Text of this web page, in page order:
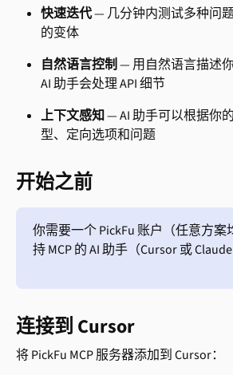
快速迭代 — 几分钟内测试多种问
的变体
自然语言控制 — 用自然语言描述
AI 助手会处理 API 细节
上下文感知 — AI 助手可以根据你
型、定向选项和问题
开始之前
你需要一个 PickFu 账户（任意方
持 MCP 的 AI 助手（Cursor 或 Claude
连接到 Cursor
将 PickFu MCP 服务器添加到 Cursor：